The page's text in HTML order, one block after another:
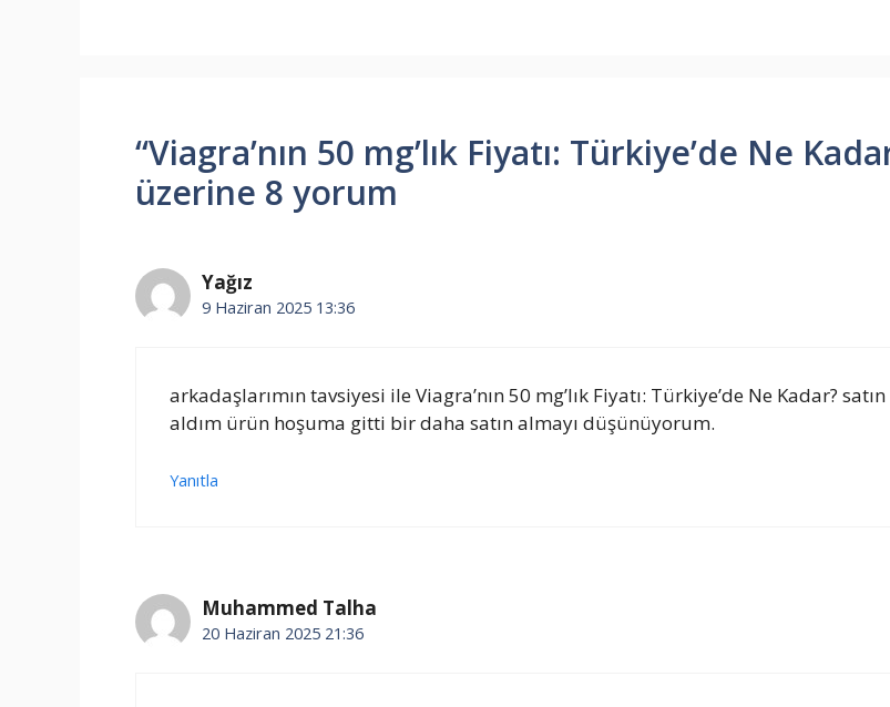
“Viagra’nın 50 mg’lık Fiyatı: Türkiye’de Ne
üzerine 8 yorum
Yağız
9 Haziran 2025 13:36
arkadaşlarımın tavsiyesi ile Viagra’nın 50 mg’lık Fiyatı: Türkiye’de Ne Kadar? satın
aldım ürün hoşuma gitti bir daha satın almayı düşünüyorum.
Yanıtla
Muhammed Talha
20 Haziran 2025 21:36